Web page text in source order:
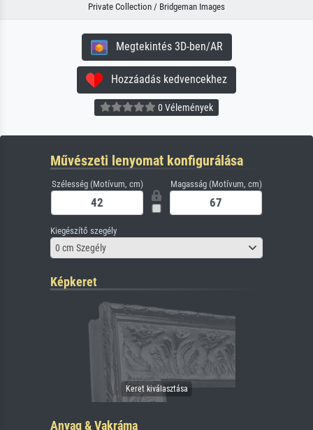
Private Collection / Bridgeman Images
Megtekintés 3D-ben/AR
Hozzáadás kedvencekhez
0 Vélemények
Művészeti lenyomat konfigurálása
Szélesség (Motívum, cm) Magasság (Motívum, cm)
Kiegészítő szegély
0 cm Szegély
Képkeret
Anyag & Vakráma